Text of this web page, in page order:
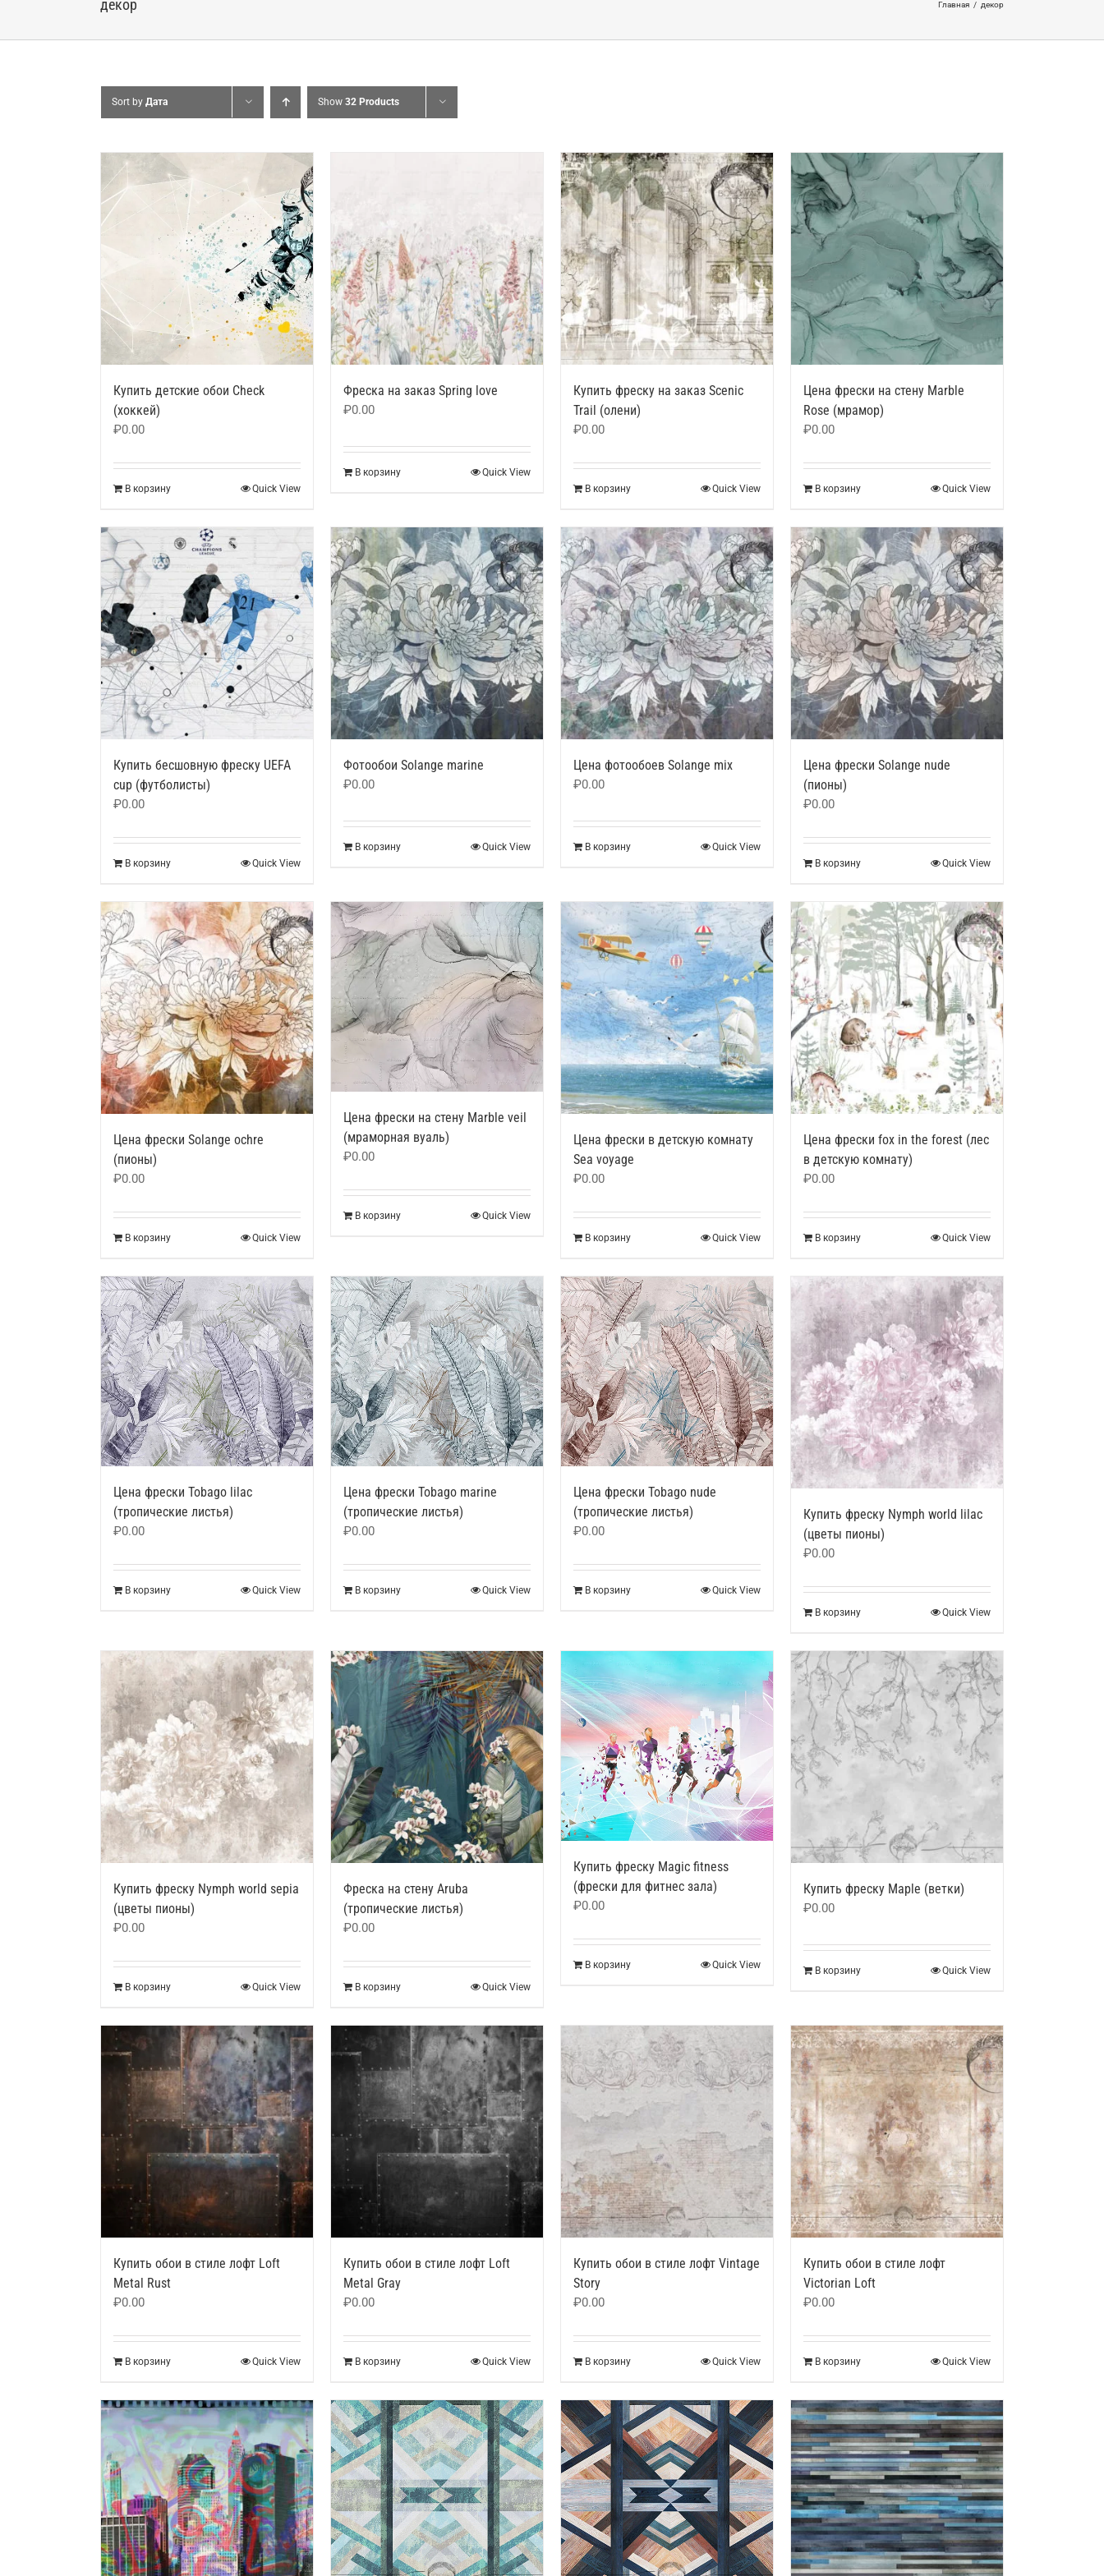
декор Главная / декор
Sort by Дата Show 32 Products
Купить детские обои Сheck
(хоккей)
₽0.00
В корзину Quick View
Фреска на заказ Spring love
₽0.00
В корзину Quick View
Купить фреску на заказ Scenic
Trail (олени)
₽0.00
В корзину Quick View
Цена фрески на стену Marble
Rose (мрамор)
₽0.00
В корзину Quick View
Купить бесшовную фреску UEFA
cup (футболисты)
₽0.00
В корзину Quick View
Фотообои Solange marine
₽0.00
В корзину Quick View
Цена фотообоев Solange mix
₽0.00
В корзину Quick View
Цена фрески Solange nude
(пионы)
₽0.00
В корзину Quick View
Цена фрески Solange ochre
(пионы)
₽0.00
В корзину Quick View
Цена фрески на стену Marble veil
(мраморная вуаль)
₽0.00
В корзину Quick View
Цена фрески в детскую комнату
Sea voyage
₽0.00
В корзину Quick View
Цена фрески fox in the forest (лес
в детскую комнату)
₽0.00
В корзину Quick View
Цена фрески Tobago lilac
(тропические листья)
₽0.00
В корзину Quick View
Цена фрески Tobago marine
(тропические листья)
₽0.00
В корзину Quick View
Цена фрески Tobago nude
(тропические листья)
₽0.00
В корзину Quick View
Купить фреску Nymph world lilac
(цветы пионы)
₽0.00
В корзину Quick View
Купить фреску Nymph world sepia
(цветы пионы)
₽0.00
В корзину Quick View
Фреска на стену Aruba
(тропические листья)
₽0.00
В корзину Quick View
Купить фреску Magic fitness
(фрески для фитнес зала)
₽0.00
В корзину Quick View
Купить фреску Maple (ветки)
₽0.00
В корзину Quick View
Купить обои в стиле лофт Loft
Metal Rust
₽0.00
В корзину Quick View
Купить обои в стиле лофт Loft
Metal Gray
₽0.00
В корзину Quick View
Купить обои в стиле лофт Vintage
Story
₽0.00
В корзину Quick View
Купить обои в стиле лофт
Victorian Loft
₽0.00
В корзину Quick View